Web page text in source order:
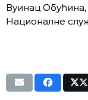
Вуинац Обућина,
Националне